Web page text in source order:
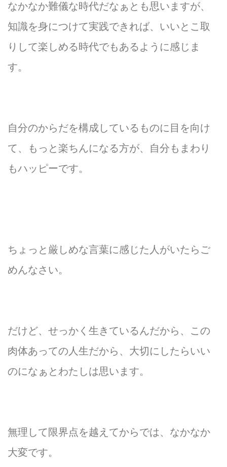
なかなか難儀な時代だなぁとも思いますが、
知識を身につけて実践できれば、いいとこ取
りして楽しめる時代でもあるように感じま
す。
自分のからだを構成しているものに目を向け
て、もっと楽ちんになる方が、自分もまわり
もハッピーです。
ちょっと厳しめな言葉に感じた人がいたらご
めんなさい。
だけど、せっかく生きているんだから、この
肉体あっての人生だから、大切にしたらいい
のになぁとわたしは思います。
無理して限界点を越えてからでは、なかなか
大変です。